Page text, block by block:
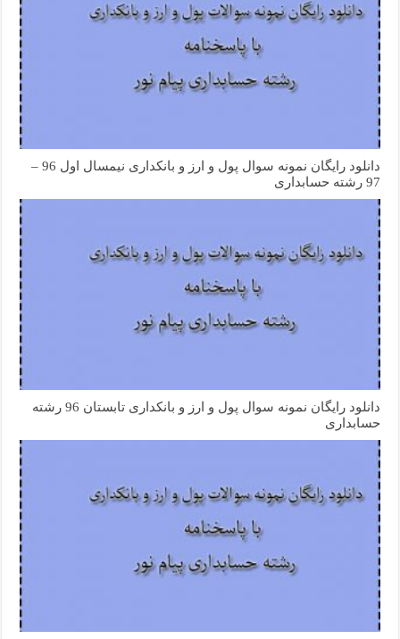
دانلود رایگان نمونه سوال پول و ارز و بانکداری نیمسال اول 96 –
97 رشته حسابداری
دانلود رایگان نمونه سوال پول و ارز و بانکداری تابستان 96 رشته
حسابداری